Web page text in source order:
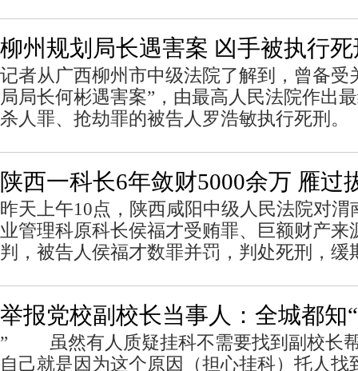
柳州规划局长遇害案 凶手被执行
记者从广西柳州市中级法院了解到，曾备受
局局长何彬遇害案”，由最高人民法院作出
杀人罪、抢劫罪的被告人罗浩敏执行死刑。
陕西一科长6年敛财5000余万 雁过
昨天上午10点，陕西咸阳中级人民法院对渭
业管理科原科长侯福才受贿罪、巨额财产来
判，被告人侯福才数罪并罚，判处死刑，缓
举报党校副校长当事人：全城都知
” 虽然有人质疑挂科不需要找到副校长
自己就是因为这个原因（担心挂科）托